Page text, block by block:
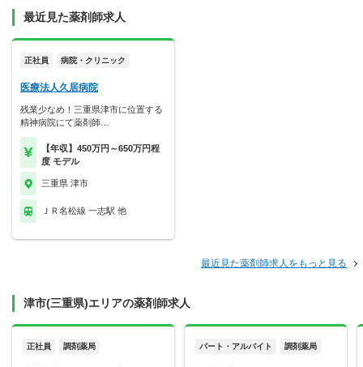
最近見た薬剤師求人
正社員 病院・クリニック
医療法人久居病院
残業少なめ！三重県津市に位置する
精神病院にて薬剤師…
【年収】450万円～650万円程
度 モデル
三重県 津市
ＪＲ名松線 一志駅 他
最近見た薬剤師求人をもっと見る
津市(三重県)エリアの薬剤師求人
正社員 調剤薬局 パート・アルバイト 調剤薬局